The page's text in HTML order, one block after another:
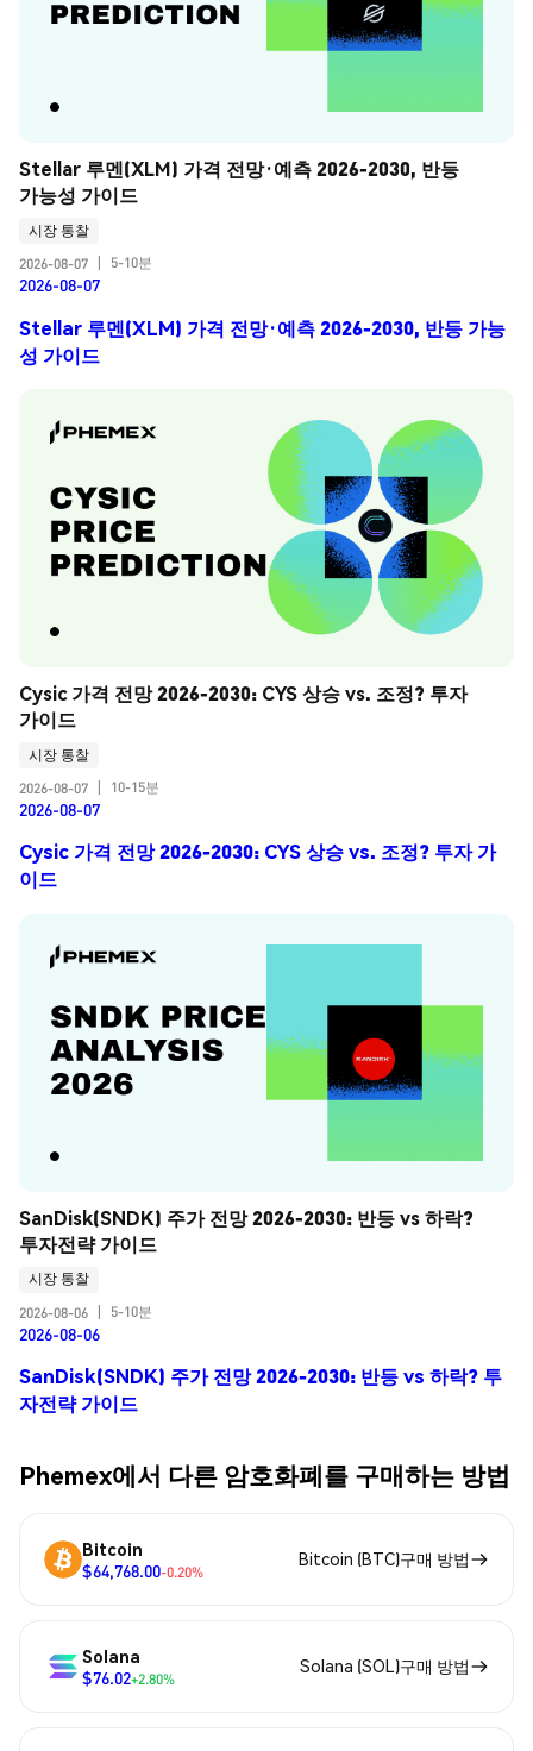
Stellar 루멘(XLM) 가격 전망·예측 2026-2030, 반등
가능성 가이드
시장 통찰
2026-08-07
5-10분
2026-08-07
Stellar 루멘(XLM) 가격 전망·예측 2026-2030, 반등 가능
성 가이드
Cysic 가격 전망 2026-2030: CYS 상승 vs. 조정? 투자
가이드
시장 통찰
2026-08-07
10-15분
2026-08-07
Cysic 가격 전망 2026-2030: CYS 상승 vs. 조정? 투자 가
이드
SanDisk(SNDK) 주가 전망 2026-2030: 반등 vs 하락?
투자전략 가이드
시장 통찰
2026-08-06
5-10분
2026-08-06
SanDisk(SNDK) 주가 전망 2026-2030: 반등 vs 하락? 투
자전략 가이드
Phemex에서 다른 암호화폐를 구매하는 방법
Bitcoin
$64,768.00-0.20%
Bitcoin (BTC)구매 방법
Solana
$76.02+2.80%
Solana (SOL)구매 방법